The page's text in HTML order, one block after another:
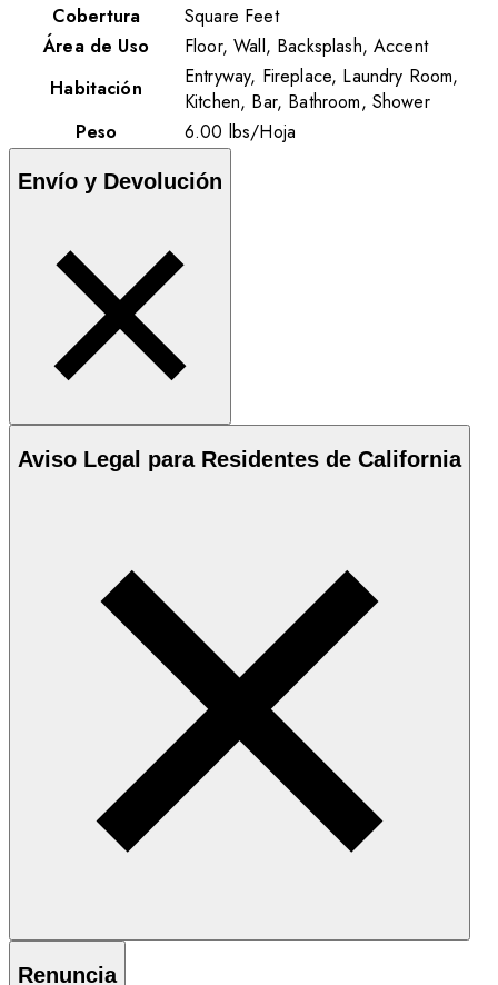
Cobertura
Square Feet
Área de Uso
Floor, Wall, Backsplash, Accent
Habitación
Entryway, Fireplace, Laundry Room,
Kitchen, Bar, Bathroom, Shower
Peso
6.00 lbs/Hoja
Envío y Devolución
Aviso Legal para Residentes de California
Renuncia